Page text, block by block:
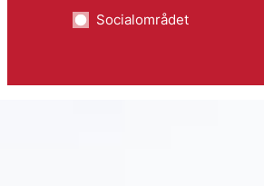
Socialområdet